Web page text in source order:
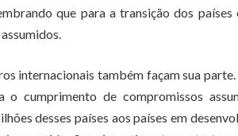
que para a transição dos
internacionais também façam sua
o cumprimento de compromissos
desses países aos países em